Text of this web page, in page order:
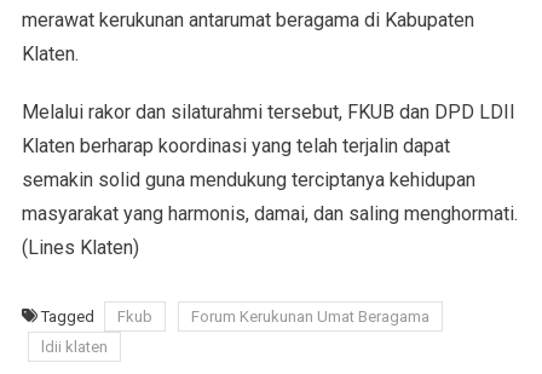
merawat kerukunan antarumat beragama di Kabupaten
Klaten.
Melalui rakor dan silaturahmi tersebut, FKUB dan DPD LDII
Klaten berharap koordinasi yang telah terjalin dapat
semakin solid guna mendukung terciptanya kehidupan
masyarakat yang harmonis, damai, dan saling menghormati.
(Lines Klaten)
Tagged Fkub
Forum Kerukunan Umat Beragama
ldii klaten